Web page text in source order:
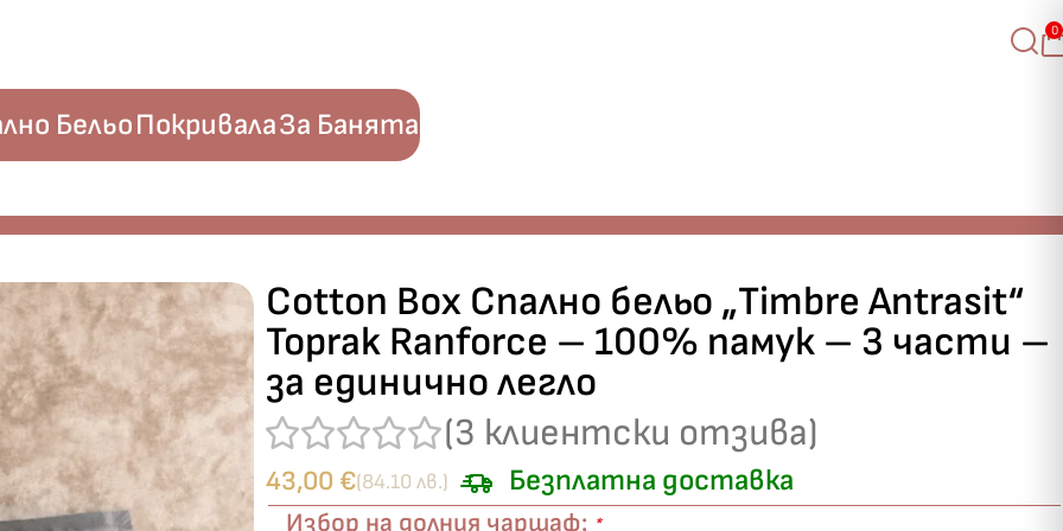
0
БельоПокривалаЗа Банята
Cotton Box Спално бельо „Timbre Antrasit“
Toprak Ranforce – 100% памук – 3 части –
за единично легло
(3 клиентски отзива)
43,00 €(84.10 лв.) Безплатна доставка
Избор на долния чаршаф: *